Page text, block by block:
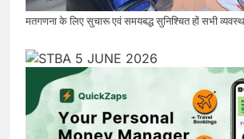
मतगणना के लिए सुचारू एवं समयबद्ध सुनिश्चित हों सभी